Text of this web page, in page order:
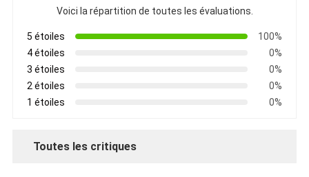
Voici la répartition de toutes les évaluations.
5 étoiles
100%
4 étoiles
0%
3 étoiles
0%
2 étoiles
0%
1 étoiles
0%
Toutes les critiques